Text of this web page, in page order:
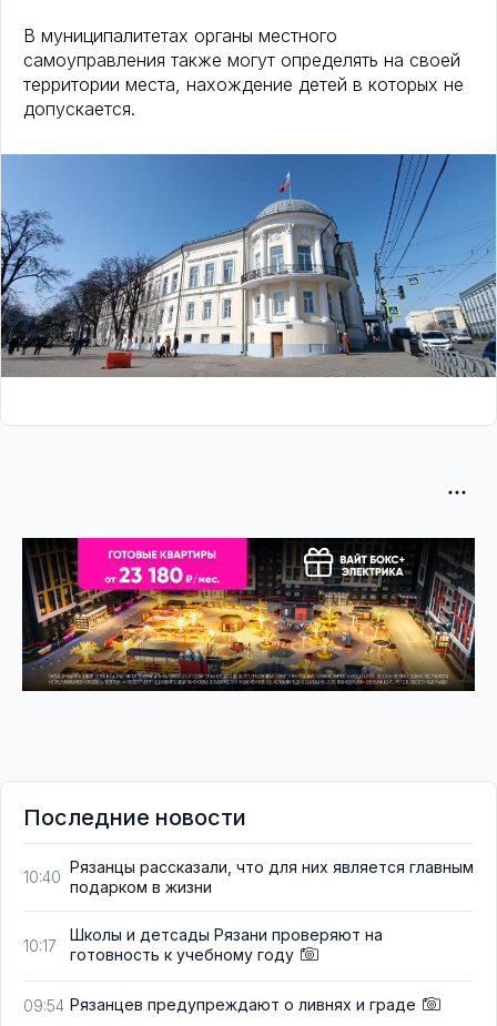
В муниципалитетах органы местного
самоуправления также могут определять на своей
территории места, нахождение детей в которых не
допускается.
Последние новости
10:40
Рязанцы рассказали, что для них является главным
подарком в жизни
10:17
Школы и детсады Рязани проверяют на
готовность к учебному году
09:54 Рязанцев предупреждают о ливнях и граде